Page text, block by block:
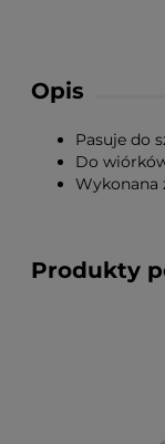
Opis
Pasuje do
Do
Wykonana
Produkty